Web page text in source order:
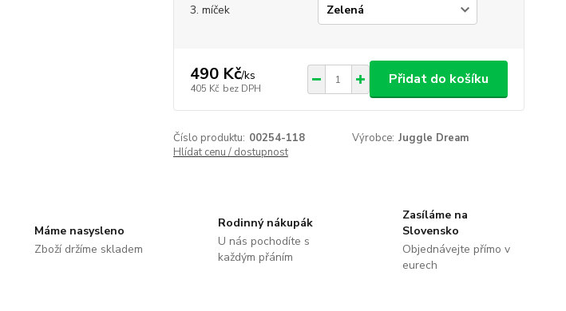
3. míček
490 Kč/ks
405 Kč bez DPH
Přidat do košíku
Číslo produktu: 00254-118 Výrobce: Juggle Dream
Hlídat cenu / dostupnost
Máme nasysleno
Zboží držíme skladem
Rodinný nákupák
U nás pochodíte s
každým přáním
Zasíláme na
Slovensko
Objednávejte přímo v
eurech